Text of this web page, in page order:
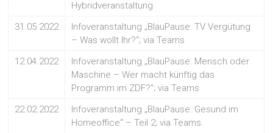
Hybridveranstaltung
31.05.2022
Infoveranstaltung „BlauPause: TV Vergütung
– Was wollt Ihr?“; via Teams
12.04.2022
Infoveranstaltung „BlauPause: Mensch oder
Maschine – Wer macht künftig das
Programm im ZDF?“; via Teams
22.02.2022
Infoveranstaltung „BlauPause: Gesund im
Homeoffice“ – Teil 2; via Teams.